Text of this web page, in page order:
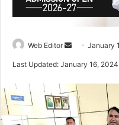
Web Editor
n
January
Last Updated: January 16, 2024